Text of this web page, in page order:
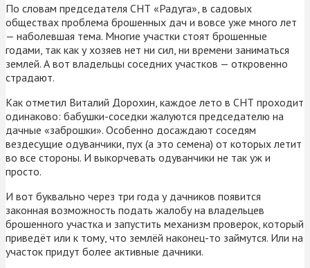
По словам председателя СНТ «Радуга», в садовых
обществах проблема брошенных дач и вовсе уже много лет
— наболевшая тема. Многие участки стоят брошенные
годами, так как у хозяев нет ни сил, ни времени заниматься
землей. А вот владельцы соседних участков — откровенно
страдают.
Как отметил Виталий Дорохин, каждое лето в СНТ проходит
одинаково: бабушки-соседки жалуются председателю на
дачные «заброшки». Особенно досаждают соседям
вездесущие одуванчики, пух (а это семена) от которых летит
во все стороны. И выкорчевать одуванчики не так уж и
просто.
И вот буквально через три года у дачников появится
законная возможность подать жалобу на владельцев
брошенного участка и запустить механизм проверок, который
приведёт или к тому, что землёй наконец-то займутся. Или на
участок придут более активные дачники.